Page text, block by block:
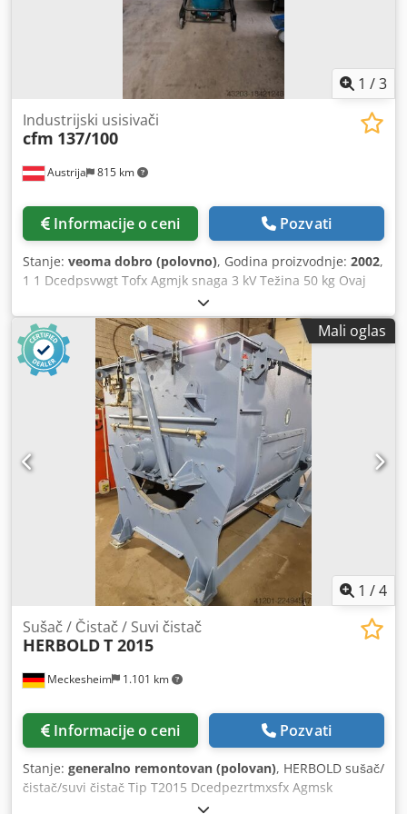
rada, sistem je radio 2-4 sata. Celokupan sistem je u
1 /3
Austrija 815 km
Industrijski usisivači
cfm 137/100
Informacije o ceni Pozvati
Stanje: veoma dobro (polovno), Godina proizvodnje: 2002,
1 1 Dcedpsvwgt Tofx Agmjk snaga 3 kV Težina 50 kg Ovaj
CFM industrijski usisivač se koristi samo za mokro
usisavanje i u dobrom stanju
Mali oglas
1 /4
Meckesheim 1.101 km
Sušač / Čistač / Suvi čistač
HERBOLDT 2015
Informacije o ceni Pozvati
Stanje: generalno remontovan (polovan), HERBOLD sušač/
čistač/suvi čistač Tip T2015 Dcedpezrtmxsfx Agmsk
Pogonska snaga: 45-132 kW u zavisnosti od potrebnog